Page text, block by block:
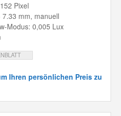
Pixel
7.33 mm, manuell
Modus: 0,005 Lux
Ihren persönlichen Preis zu